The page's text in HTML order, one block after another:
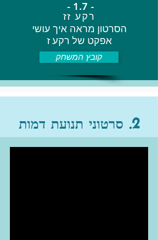
- 1.7 -
רקע זז
הסרטון מראה איך עושי
אפקט של רקע ז
קובץ המשחק
2. סרטוני תנועת דמות